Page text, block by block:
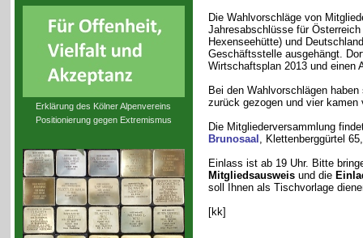
Erklärung des Kölner Alpenvereins
Positionierung gegen Extremismus
Die Wahlvorschläge von
Jahresabschlüsse für
Hexenseehütte) und
Geschäftsstelle ausgehängt.
Wirtschaftsplan 2013 und einen
Bei den Wahlvorschlägen
zurück gezogen und vier kamen
Die Mitgliederversammlung
Brunosaal , Klettenberggürtel
Einlass ist ab 19 Uhr. Bitte
Mitgliedsausweisund die
soll Ihnen als Tischvorlage
[kk]